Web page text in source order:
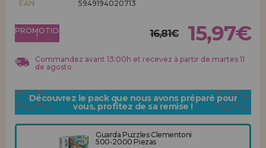
Allez-y! Nous vous attendions.
ENREGISTREMENT DISTRIBUTEUR
EAN
5949194020713
PROMOTION
! 16,81€ 15,97€
Commandez avant 13:00h et recevez à partir de martes 11
de agosto
Découvrez le pack que nous avons préparé pour
vous, profitez de sa remise !
Guarda Puzzles Clementoni
500-2000 Piezas